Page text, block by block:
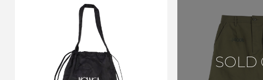
KOWGA
OG LOGO CAMO BAG SOLD